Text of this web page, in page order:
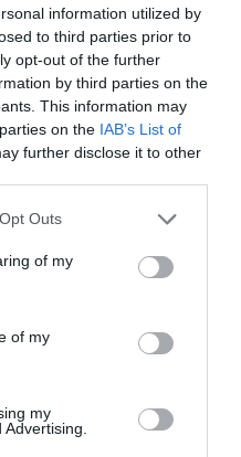
information utilized by
to third parties prior to
opt-out of the further
by third parties on the
This information may
on the IAB’s List of
further disclose it to other
Outs
of my
of my
my
als diputats
gestionats per entitats
Tots sempre amb la
però mai la gestió. I
fan?
gestionada per les
organitzadores del
autoritat defineix
els serveis, la